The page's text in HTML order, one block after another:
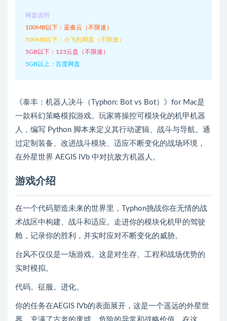
网盘说明
100MB以下：蓝奏云（不限速）
500MB以下：小飞机网盘（不限速）
5GB以下：123云盘（不限速）
5GB以上：百度网盘
《泰丰：机器人决斗（Typhon: Bot vs Bot）》for Mac是
一款科幻策略模拟游戏。玩家将操控可模块化的机甲机器
人，编写 Python 脚本来定义其行动逻辑、战斗与导航。通
过定制装备、改进战斗模块、适应不断变化的战场环境，
在外星世界 AEGIS IVb 中对抗敌方机器人。
游戏介绍
在一个代码塑造未来的世界里，Typhon挑战你在无情的战
术战区中构建、战斗和适应。走进你的模块化机甲的驾驶
舱，记录你的胜利，并实时应对不断变化的威胁。
台风不仅仅是一场游戏。这是对生存、工程和战场优势的
实时模拟。
代码。征服。进化。
你的任务在AEGIS IVb的表面展开，这是一个遥远的外星世